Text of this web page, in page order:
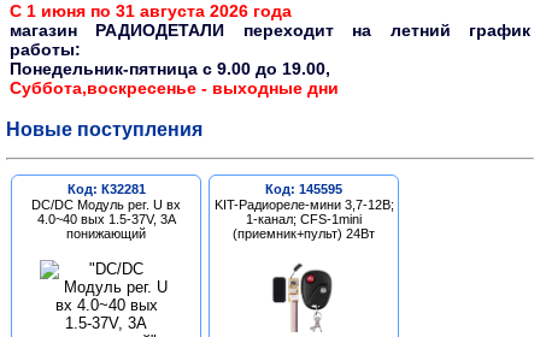
С 1 июня по 31 августа 2026 года
магазин РАДИОДЕТАЛИ переходит на летний график
работы:
Понедельник-пятница c 9.00 до 19.00,
Суббота,воскресенье - выходные дни
Новые поступления
Код: К32281
DC/DC Модуль рег. U вх
4.0~40 вых 1.5-37V, 3A
понижающий
Код: 145595
KIT-Радиореле-мини 3,7-12В;
1-канал; CFS-1mini
(приемник+пульт) 24Вт